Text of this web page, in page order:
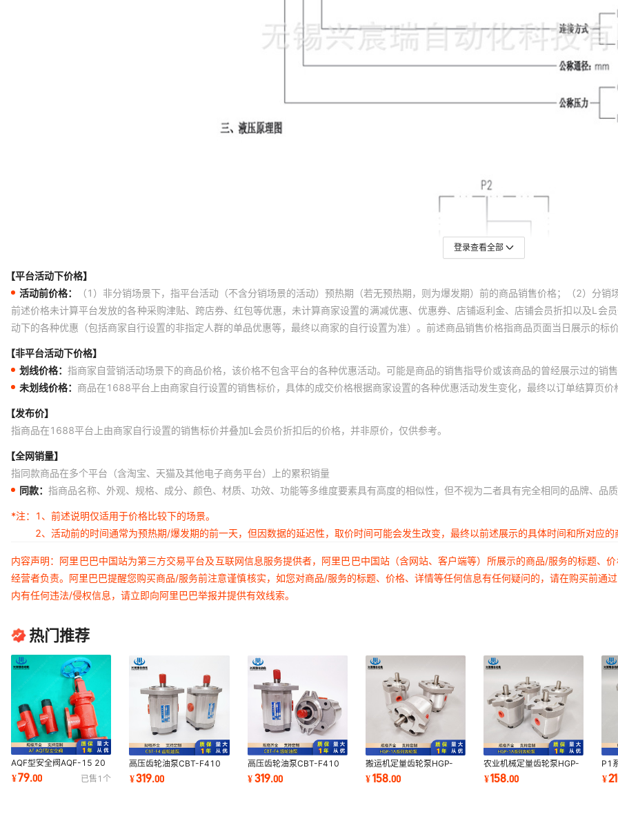
登录查看全部
【平台活动下价格】
活动前价格：
（1）非分销场景下，指平台活动（不含分销场景的活动）预热期（若无预热期，则为爆发期）前的商品销售价格；（2）分
前述价格未计算平台发放的各种采购津贴、跨店券、红包等优惠，未计算商家设置的满减优惠、优惠券、店铺返利金、店铺会员折扣以及L会
动下的各种优惠（包括商家自行设置的非指定人群的单品优惠等，最终以商家的自行设置为准）。前述商品销售价格指商品页面当日展示的
【非平台活动下价格】
划线价格： 指商家自营销活动场景下的商品价格，该价格不包含平台的各种优惠活动。可能是商品的销售指导价或该商品的曾经展示过的销
未划线价格： 商品在1688平台上由商家自行设置的销售标价，具体的成交价格根据商家设置的各种优惠活动发生变化，最终以订单结算页价
【发布价】
指商品在1688平台上由商家自行设置的销售标价并叠加L会员价折扣后的价格，并非原价，仅供参考。
【全网销量】
指同款商品在多个平台（含淘宝、天猫及其他电子商务平台）上的累积销量
同款： 指商品名称、外观、规格、成分、颜色、材质、功效、功能等多维度要素具有高度的相似性，但不视为二者具有完全相同的品牌、品
*注：
1、前述说明仅适用于价格比较下的场景。
2、活动前的时间通常为预热期/爆发期的前一天，但因数据的延迟性，取价时间可能会发生改变，最终以前述展示的具体时间和所对应的
内容声明：阿里巴巴中国站为第三方交易平台及互联网信息服务提供者，阿里巴巴中国站（含网站、客户端等）所展示的商品/服务的标题、
经营者负责。阿里巴巴提醒您购买商品/服务前注意谨慎核实，如您对商品/服务的标题、价格、详情等任何信息有任何疑问的，请在购买前通
内有任何违法/侵权信息，请立即向阿里巴巴举报并提供有效线索。
热门推荐
AQF型安全阀AQF-15 20
25 AQF-32 40 50 80
100泄压管道压力调节
¥79.00 已售 1 个
高压齿轮油泵CBT-F410
CBT-F412.5 CBT-F414
CBT-F416 CBT-F419.2
¥319.00
高压齿轮油泵CBT-F410
CBT-F412.5 CBT-F414
CBT-F416 CBT-F419.2
¥319.00
搬运机定量齿轮泵HGP-
1A-F1R HGP-1A-F2R
HGP-1A-F3R HGP-1A-
¥158.00
农业机械定量齿轮泵HGP-
1A-F5R HGP-1A-F6R
HGP-1A-F8R质保1年
¥158.00
P1
¥